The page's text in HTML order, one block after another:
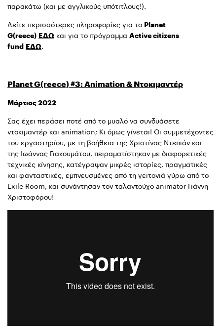
παρακάτω (και με αγγλικούς υπότιτλους!).
Δείτε περισσότερες πληροφορίες για το Planet
G(reece) ΕΔΩ και για το πρόγραμμα Active citizens
fund ΕΔΩ.
Planet G(reece) #3: Animation & Ντοκιμαντέρ
Μάρτιος 2022
Σας έχει περάσει ποτέ από το μυαλό να συνδυάσετε
ντοκιμαντέρ και animation; Κι όμως γίνεται! Οι συμμετέχοντες
του εργαστηρίου, με τη βοήθεια της Χριστίνας Ντεπιάν και
της Ιωάννας Γιακουμάτου, πειραματίστηκαν με διαφορετικές
τεχνικές κίνησης, κατέγραψαν μικρές ιστορίες, πραγματικές
και φανταστικές, εμπνευσμένες από τη γειτονιά γύρω από το
Exile Room, και συνάντησαν τον ταλαντούχο animator Γιάννη
Χριστοφόρου!